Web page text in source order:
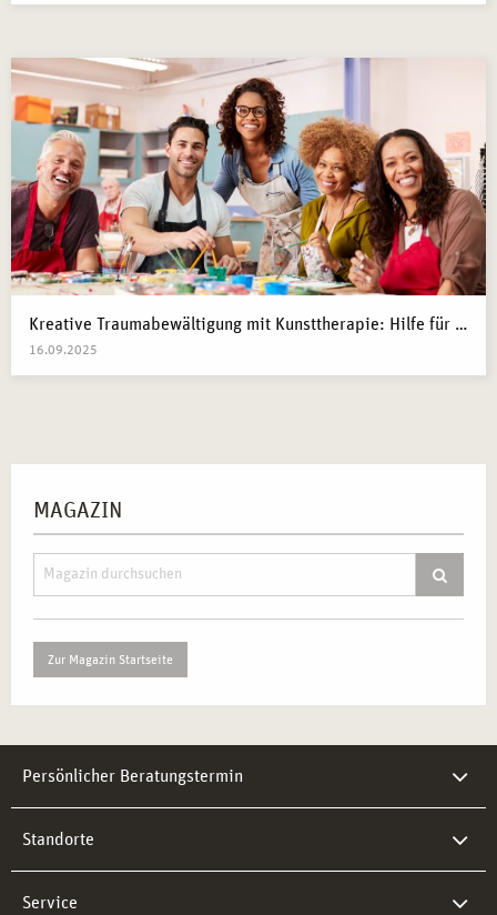
Kreative Traumabewältigung mit Kunsttherapie: Hilfe für Kriegsflüchtlinge
16.09.2025
MAGAZIN
Zur Magazin Startseite
Persönlicher Beratungstermin
Standorte
Service